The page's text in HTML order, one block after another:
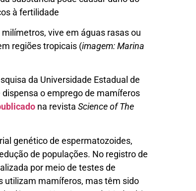
à fertilidade
vive em águas rasas ou
regiões tropicais (imagem: Marina
da Universidade Estadual de
o emprego de mamíferos
na revista Science of The
genético de espermatozoides,
de populações. No registro de
por meio de testes de
utilizam mamíferos, mas têm sido